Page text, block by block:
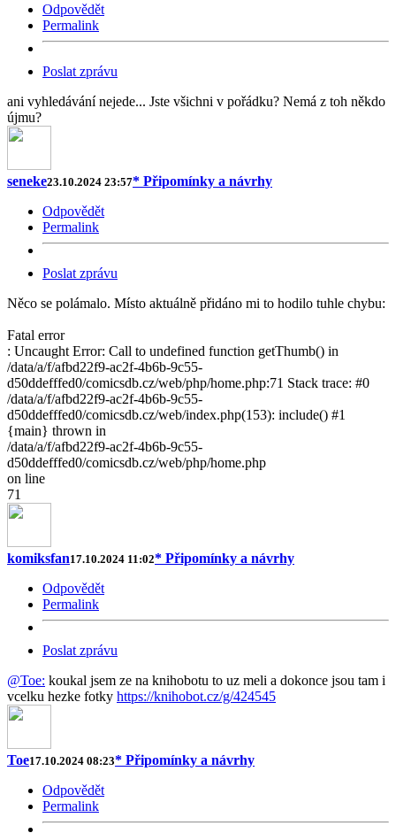
Odpovědět
Permalink
Poslat zprávu
ani vyhledávání nejede... Jste všichni v pořádku? Nemá z toh někdo
újmu?
seneke23.10.2024 23:57* Připomínky a návrhy
Odpovědět
Permalink
Poslat zprávu
Něco se polámalo. Místo aktuálně přidáno mi to hodilo tuhle chybu:
Fatal error
: Uncaught Error: Call to undefined function getThumb() in
/data/a/f/afbd22f9-ac2f-4b6b-9c55-
d50ddefffed0/comicsdb.cz/web/php/home.php:71 Stack trace: #0
/data/a/f/afbd22f9-ac2f-4b6b-9c55-
d50ddefffed0/comicsdb.cz/web/index.php(153): include() #1
{main} thrown in
/data/a/f/afbd22f9-ac2f-4b6b-9c55-
d50ddefffed0/comicsdb.cz/web/php/home.php
on line
71
komiksfan17.10.2024 11:02* Připomínky a návrhy
Odpovědět
Permalink
Poslat zprávu
@Toe: koukal jsem ze na knihobotu to uz meli a dokonce jsou tam i
vcelku hezke fotky https://knihobot.cz/g/424545
Toe17.10.2024 08:23* Připomínky a návrhy
Odpovědět
Permalink